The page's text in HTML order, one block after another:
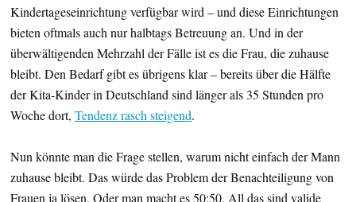
Kindertageseinrichtung verfügbar wird – und diese Einrichtungen
bieten oftmals auch nur halbtags Betreuung an. Und in der
überwältigenden Mehrzahl der Fälle ist es die Frau, die zuhause
bleibt. Den Bedarf gibt es übrigens klar – bereits über die Hälfte
der Kita-Kinder in Deutschland sind länger als 35 Stunden pro
Woche dort, Tendenz rasch steigend.
Nun könnte man die Frage stellen, warum nicht einfach der Mann
zuhause bleibt. Das würde das Problem der Benachteiligung von
Frauen ja lösen. Oder man macht es 50:50. All das sind valide